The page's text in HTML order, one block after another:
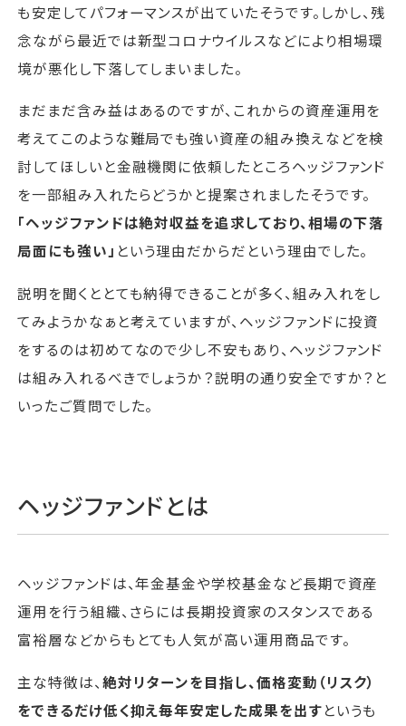
も安定してパフォーマンスが出ていたそうです。しかし、残
念ながら最近では新型コロナウイルスなどにより相場環
境が悪化し下落してしまいました。
まだまだ含み益はあるのですが、これからの資産運用を
考えてこのような難局でも強い資産の組み換えなどを検
討してほしいと金融機関に依頼したところヘッジファンド
を一部組み入れたらどうかと提案されましたそうです。
「ヘッジファンドは絶対収益を追求しており、相場の下落
局面にも強い」 という理由だからだという理由でした。
説明を聞くととても納得できることが多く、組み入れをし
てみようかなぁと考えていますが、ヘッジファンドに投資
をするのは初めてなので少し不安もあり、ヘッジファンド
は組み入れるべきでしょうか？説明の通り安全ですか？と
いったご質問でした。
ヘッジファンドとは
ヘッジファンドは、年金基金や学校基金など長期で資産
運用を行う組織、さらには長期投資家のスタンスである
富裕層などからもとても人気が高い運用商品です。
主な特徴は、 絶対リターンを目指し、価格変動（リスク）
をできるだけ低く抑え毎年安定した成果を出すというも